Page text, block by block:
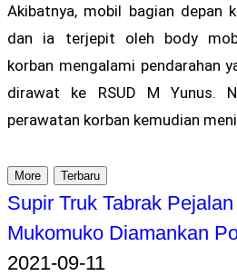
Akibatnya, mobil bagian depan
dan ia terjepit oleh body
korban mengalami pendarahan
dirawat ke RSUD M Yunus.
perawatan korban kemudian
More Terbaru
Supir Truk Tabrak
Mukomuko Diamankan
2021-09-11